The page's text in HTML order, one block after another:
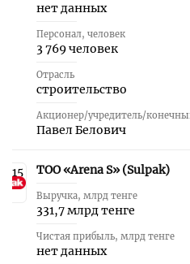
нет данных
Персонал, человек
3 769 человек
Отрасль
строительство
Акционер/учредитель/
Павел Белович
15 ТОО «Arena S» (Sulpak)
Выручка, млрд тенге
331,7 млрд тенге
Чистая прибыль, млрд тенге
нет данных